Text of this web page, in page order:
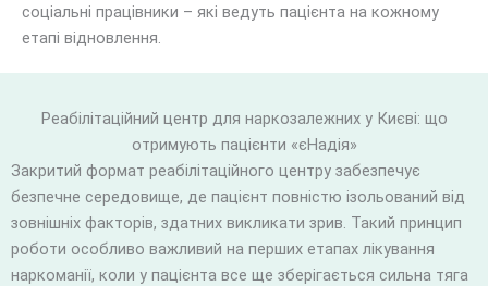
соціальні працівники – які ведуть пацієнта на кожному
етапі відновлення.
Реабілітаційний центр для наркозалежних у Києві: що
отримують пацієнти «єНадія»
Закритий формат реабілітаційного центру забезпечує
безпечне середовище, де пацієнт повністю ізольований від
зовнішніх факторів, здатних викликати зрив. Такий принцип
роботи особливо важливий на перших етапах лікування
наркоманії, коли у пацієнта все ще зберігається сильна тяга